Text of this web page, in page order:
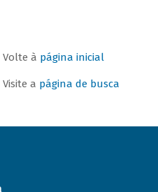
Volte à página inicial
Visite a página de busca